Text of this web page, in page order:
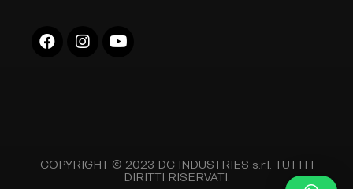
COPYRIGHT © 2023 DC INDUSTRIES s.r.l. TUTTI I
DIRITTI RISERVATI.